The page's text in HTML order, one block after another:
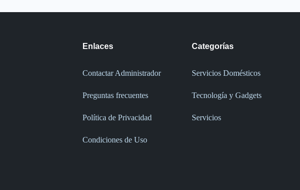
Enlaces
Contactar Administrador
Preguntas frecuentes
Política de Privacidad
Condiciones de Uso
Categorías
Servicios Domésticos
Tecnología y Gadgets
Servicios